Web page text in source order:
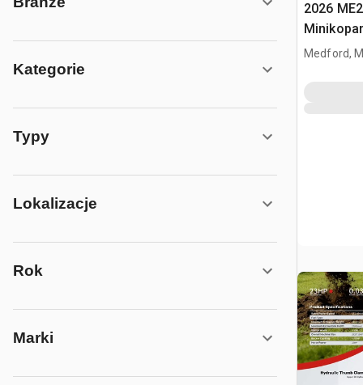
Kategorie
Typy
Lokalizacje
Rok
Marki
2026
Medford,